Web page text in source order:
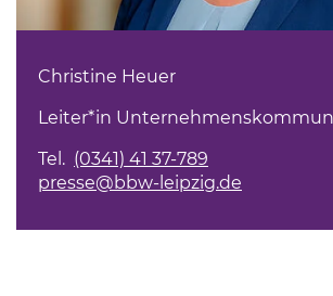
Christine Heuer
Leiter*in
Tel. (0341) 41 37-789
presse@bbw-leipzig.de